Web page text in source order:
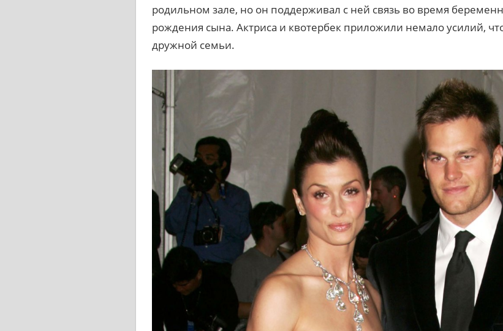
родильном зале, но он поддерживал с ней связь во время
рождения сына. Актриса и квотербек приложили немало усилий,
дружной семьи.